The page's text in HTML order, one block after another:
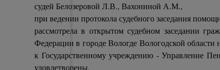
судей Белозеровой Л.В., Вахониной А.М.,
при ведении протокола судебного заседания
рассмотрела в открытом судебном заседании
Федерации в городе Вологде Вологодской
к Государственному учреждению - Управление
удовлетворены.